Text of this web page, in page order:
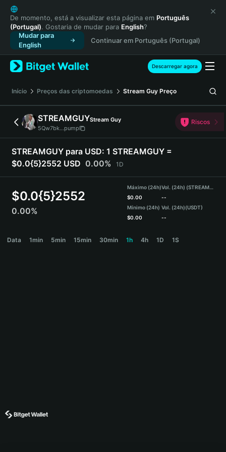
English
日本語
Tiếng Việt
Русский
Español (Latinoamérica)
Türkçe
Français
Deutsch
简体中文
繁體中文
Português (Portugal)
Bahasa Indonesia
ภาษาไทย
हिन्दी
Español
Português (Brasil)
De momento, está a visualizar esta página em Português
(Portugal). Gostaria de mudar para English?
Mudar para
English
Continuar em Português (Portugal)
Descarregar agora
Início Preços das criptomoedas Stream Guy Preço
STREAMGUYStream Guy
5Qw7bk...pump
Riscos
STREAMGUY para USD: 1 STREAMGUY =
$0.0{5}2552 USD 0.00% 1D
$0.0{5}2552
0.00%
Máximo (24h)
$0.00
Mínimo (24h)
$0.00
Vol. (24h) (STREAMGUY)
--
Vol. (24h)(USDT)
--
Data 1min 5min 15min 30min 1h 4h 1D 1S